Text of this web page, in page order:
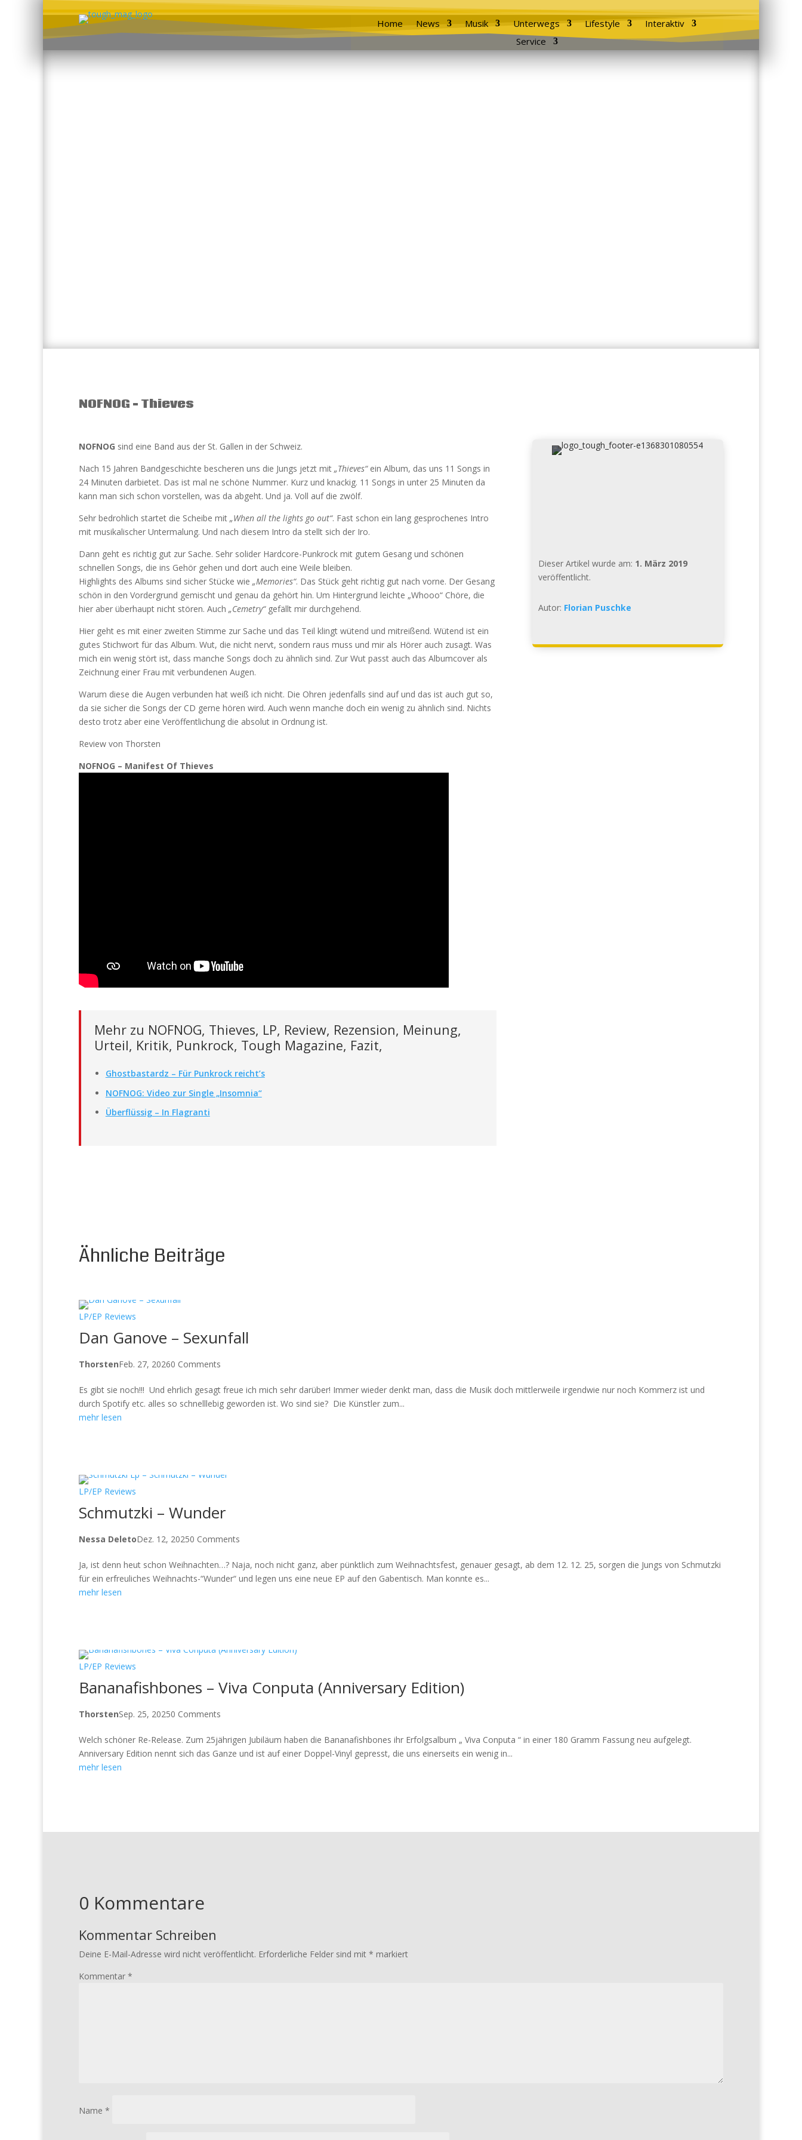
Home News Musik Unterwegs Lifestyle
Interaktiv
Service
NOFNOG – Thieves
NOFNOG sind eine Band aus der St. Gallen in der Schweiz.
Nach 15 Jahren Bandgeschichte bescheren uns die Jungs jetzt mit „Thieves“ein Album, das uns 11 Songs in
24 Minuten darbietet. Das ist mal ne schöne Nummer. Kurz und knackig. 11 Songs in unter 25 Minuten da
kann man sich schon vorstellen, was da abgeht. Und ja. Voll auf die zwölf.
Sehr bedrohlich startet die Scheibe mit „When all the lights go out“. Fast schon ein lang gesprochenes Intro
mit musikalischer Untermalung. Und nach diesem Intro da stellt sich der Iro.
Dann geht es richtig gut zur Sache. Sehr solider Hardcore-Punkrock mit gutem Gesang und schönen
schnellen Songs, die ins Gehör gehen und dort auch eine Weile bleiben.
Highlights des Albums sind sicher Stücke wie „Memories“. Das Stück geht richtig gut nach vorne. Der Gesang
schön in den Vordergrund gemischt und genau da gehört hin. Um Hintergrund leichte „Whooo“ Chöre, die
hier aber überhaupt nicht stören. Auch „Cemetry“gefällt mir durchgehend.
Hier geht es mit einer zweiten Stimme zur Sache und das Teil klingt wütend und mitreißend. Wütend ist ein
gutes Stichwort für das Album. Wut, die nicht nervt, sondern raus muss und mir als Hörer auch zusagt. Was
mich ein wenig stört ist, dass manche Songs doch zu ähnlich sind. Zur Wut passt auch das Albumcover als
Zeichnung einer Frau mit verbundenen Augen.
Warum diese die Augen verbunden hat weiß ich nicht. Die Ohren jedenfalls sind auf und das ist auch gut so,
da sie sicher die Songs der CD gerne hören wird. Auch wenn manche doch ein wenig zu ähnlich sind. Nichts
desto trotz aber eine Veröffentlichung die absolut in Ordnung ist.
Review von Thorsten
NOFNOG – Manifest Of Thieves
Mehr zu NOFNOG, Thieves, LP, Review, Rezension, Meinung,
Urteil, Kritik, Punkrock, Tough Magazine, Fazit,
Ghostbastardz – Für Punkrock reicht’s
NOFNOG: Video zur Single „Insomnia“
Überflüssig – In Flagranti
Dieser Artikel wurde am: 1. März 2019
veröffentlicht.
Autor: Florian Puschke
Ähnliche Beiträge
LP/EP Reviews
Dan Ganove – Sexunfall
ThorstenFeb. 27, 20260 Comments
Es gibt sie noch!!! Und ehrlich gesagt freue ich mich sehr darüber! Immer wieder denkt man, dass die Musik doch mittlerweile irgendwie nur noch Kommerz ist und
durch Spotify etc. alles so schnelllebig geworden ist. Wo sind sie? Die Künstler zum...
mehr lesen
LP/EP Reviews
Schmutzki – Wunder
Nessa DeletoDez. 12, 20250 Comments
Ja, ist denn heut schon Weihnachten…? Naja, noch nicht ganz, aber pünktlich zum Weihnachtsfest, genauer gesagt, ab dem 12. 12. 25, sorgen die Jungs von Schmutzki
für ein erfreuliches Weihnachts-“Wunder“ und legen uns eine neue EP auf den Gabentisch. Man konnte es...
mehr lesen
LP/EP Reviews
Bananafishbones – Viva Conputa (Anniversary Edition)
ThorstenSep. 25, 20250 Comments
Welch schöner Re-Release. Zum 25jährigen Jubiläum haben die Bananafishbones ihr Erfolgsalbum „ Viva Conputa “ in einer 180 Gramm Fassung neu aufgelegt.
Anniversary Edition nennt sich das Ganze und ist auf einer Doppel-Vinyl gepresst, die uns einerseits ein wenig in...
mehr lesen
0 Kommentare
Kommentar Schreiben
Deine E-Mail-Adresse wird nicht veröffentlicht. Erforderliche Felder sind mit * markiert
Kommentar *
Name *